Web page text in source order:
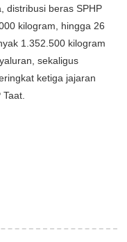
distribusi beras SPHP
kilogram, hingga 26
1.352.500 kilogram
sekaligus
ketiga jajaran